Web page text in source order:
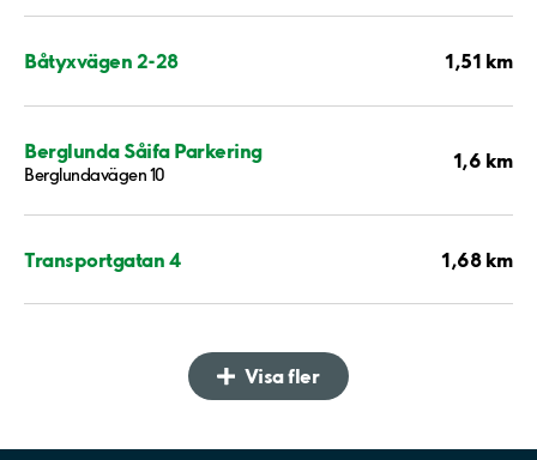
Båtyxvägen 2-28 1,51 km
Berglunda Såifa Parkering
Berglundavägen 10
1,6 km
Transportgatan 4 1,68 km
Visa fler